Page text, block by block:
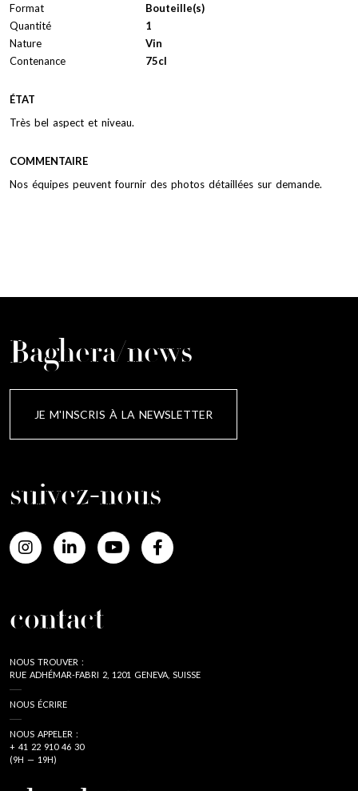
Format
Bouteille(s)
Quantité
1
Nature
Vin
Contenance
75cl
ÉTAT
Très bel aspect et niveau.
COMMENTAIRE
Nos équipes peuvent fournir des photos détaillées sur demande.
Baghera/news
JE M'INSCRIS À LA NEWSLETTER
suivez-nous
contact
NOUS TROUVER :
RUE ADHÉMAR-FABRI 2, 1201 GENEVA, SUISSE
NOUS ÉCRIRE
NOUS APPELER :
+ 41 22 910 46 30
(9H — 19H)